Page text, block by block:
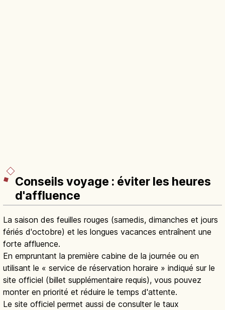
Conseils voyage : éviter les heures
d'affluence
La saison des feuilles rouges (samedis, dimanches et jours
fériés d'octobre) et les longues vacances entraînent une
forte affluence.
En empruntant la première cabine de la journée ou en
utilisant le « service de réservation horaire » indiqué sur le
site officiel (billet supplémentaire requis), vous pouvez
monter en priorité et réduire le temps d'attente.
Le site officiel permet aussi de consulter le taux